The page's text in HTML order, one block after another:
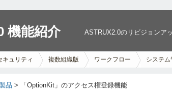
機能紹介 ASTRUX2.0のリビジョンア
キュリティ 複数組織版 ワークフロー システ
品 > 「OptionKit」のアクセス権登録機能